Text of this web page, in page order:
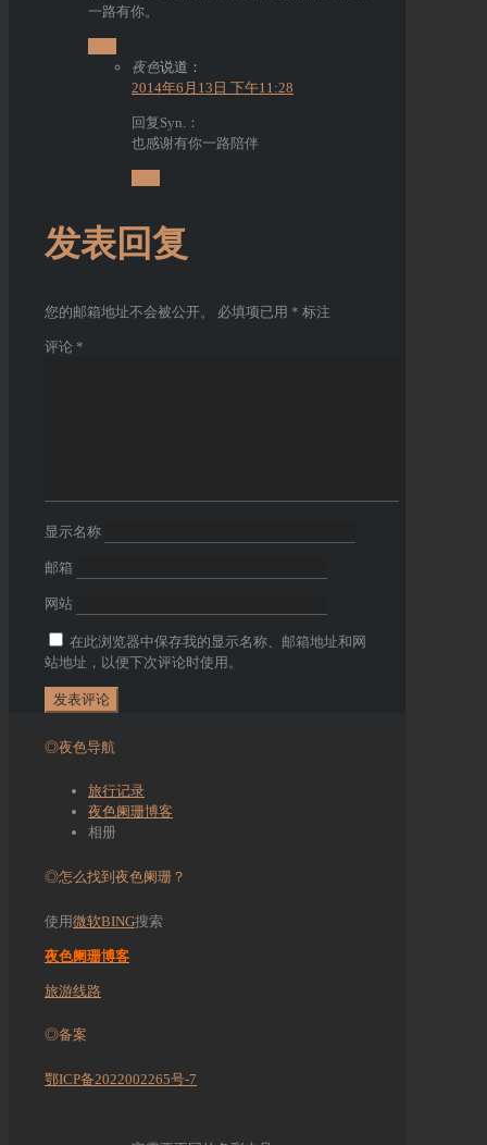
一路有你。
夜色说道：
2014年6月13日 下午11:28
回复Syn.：
也感谢有你一路陪伴
发表回复
您的邮箱地址不会被公开。 必填项已用 * 标注
评论 *
显示名称
邮箱
网站
在此浏览器中保存我的显示名称、邮箱地址和网
站地址，以便下次评论时使用。
◎夜色导航
旅行记录
夜色阑珊博客
相册
◎怎么找到夜色阑珊？
使用微软BING搜索
夜色阑珊博客
旅游线路
◎备案
鄂ICP备2022002265号-7